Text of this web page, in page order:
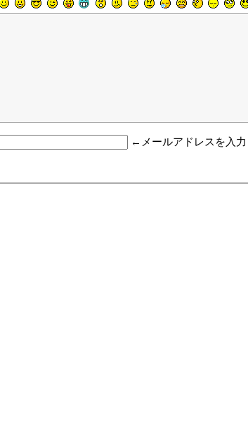
←メールアドレスを入力